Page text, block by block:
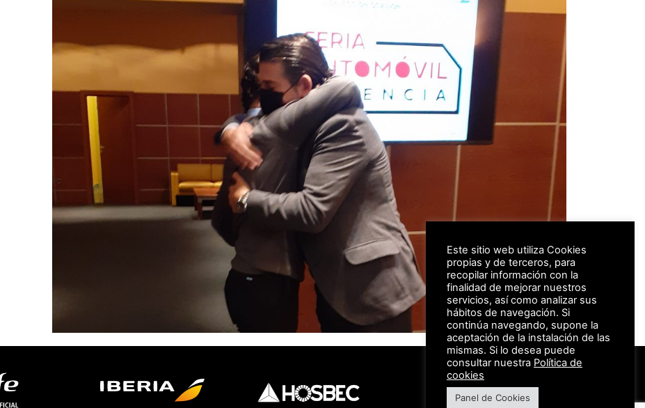
#FeriaAutomovil25
Este sitio web utiliza Cookies
propias y de terceros, para
recopilar información con la
finalidad de mejorar nuestros
servicios, así como analizar sus
hábitos de navegación. Si
continúa navegando, supone la
aceptación de la instalación de las
mismas. Si lo desea puede
consultar nuestra Política de
cookies
Panel de Cookies